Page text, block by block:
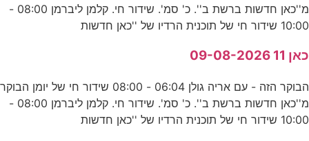
מ''כאן חדשות ברשת ב''. כ' סמ'. שידור חי. קלמן ליברמן 08:00 -
10:00 שידור חי של תוכנית הרדיו של ''כאן חדשות
כאן 11 09-08-2026
הבוקר הזה - עם אריה גולן 06:04 - 08:00 שידור חי של יומן הבוקר
מ''כאן חדשות ברשת ב''. כ' סמ'. שידור חי. קלמן ליברמן 08:00 -
10:00 שידור חי של תוכנית הרדיו של ''כאן חדשות